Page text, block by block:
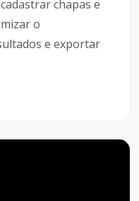
chapas e
o
e exportar